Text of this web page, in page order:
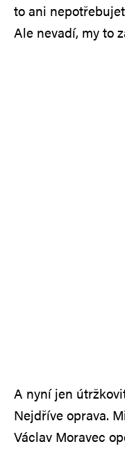
to ani
Ale nevadí, my to
A nyní jen
Nejdříve oprava.
Václav Moravec